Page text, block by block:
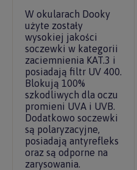
W okularach Dooky
użyte zostały
wysokiej jakości
soczewki w kategorii
zaciemnienia KAT.3 i
posiadają filtr UV 400.
Blokują 100%
szkodliwych dla oczu
promieni UVA i UVB.
Dodatkowo soczewki
są polaryzacyjne,
posiadają antyrefleks
oraz są odporne na
zarysowania.